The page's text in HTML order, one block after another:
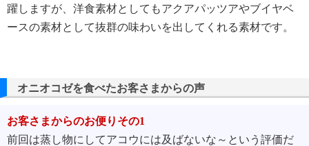
躍しますが、洋食素材としてもアクアパッツアやブイヤベ
ースの素材として抜群の味わいを出してくれる素材です。
オニオコゼを食べたお客さまからの声
お客さまからのお便りその1
前回は蒸し物にしてアコウには及ばないな～という評価だ